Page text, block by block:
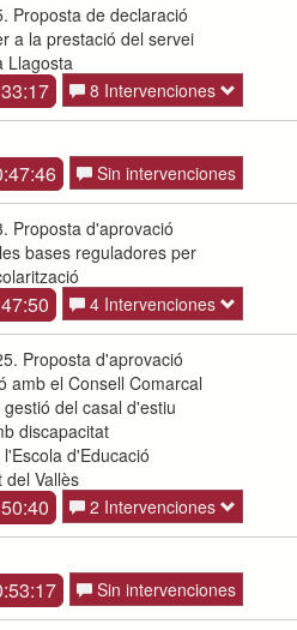
Proposta de declaració
a la prestació del servei
Llagosta
8 Intervenciones
Sin intervenciones
Proposta d'aprovació
bases reguladores per
4 Intervenciones
Proposta d'aprovació
amb el Consell Comarcal
del casal d'estiu
discapacitat
d'Educació
del Vallès
2 Intervenciones
Sin intervenciones